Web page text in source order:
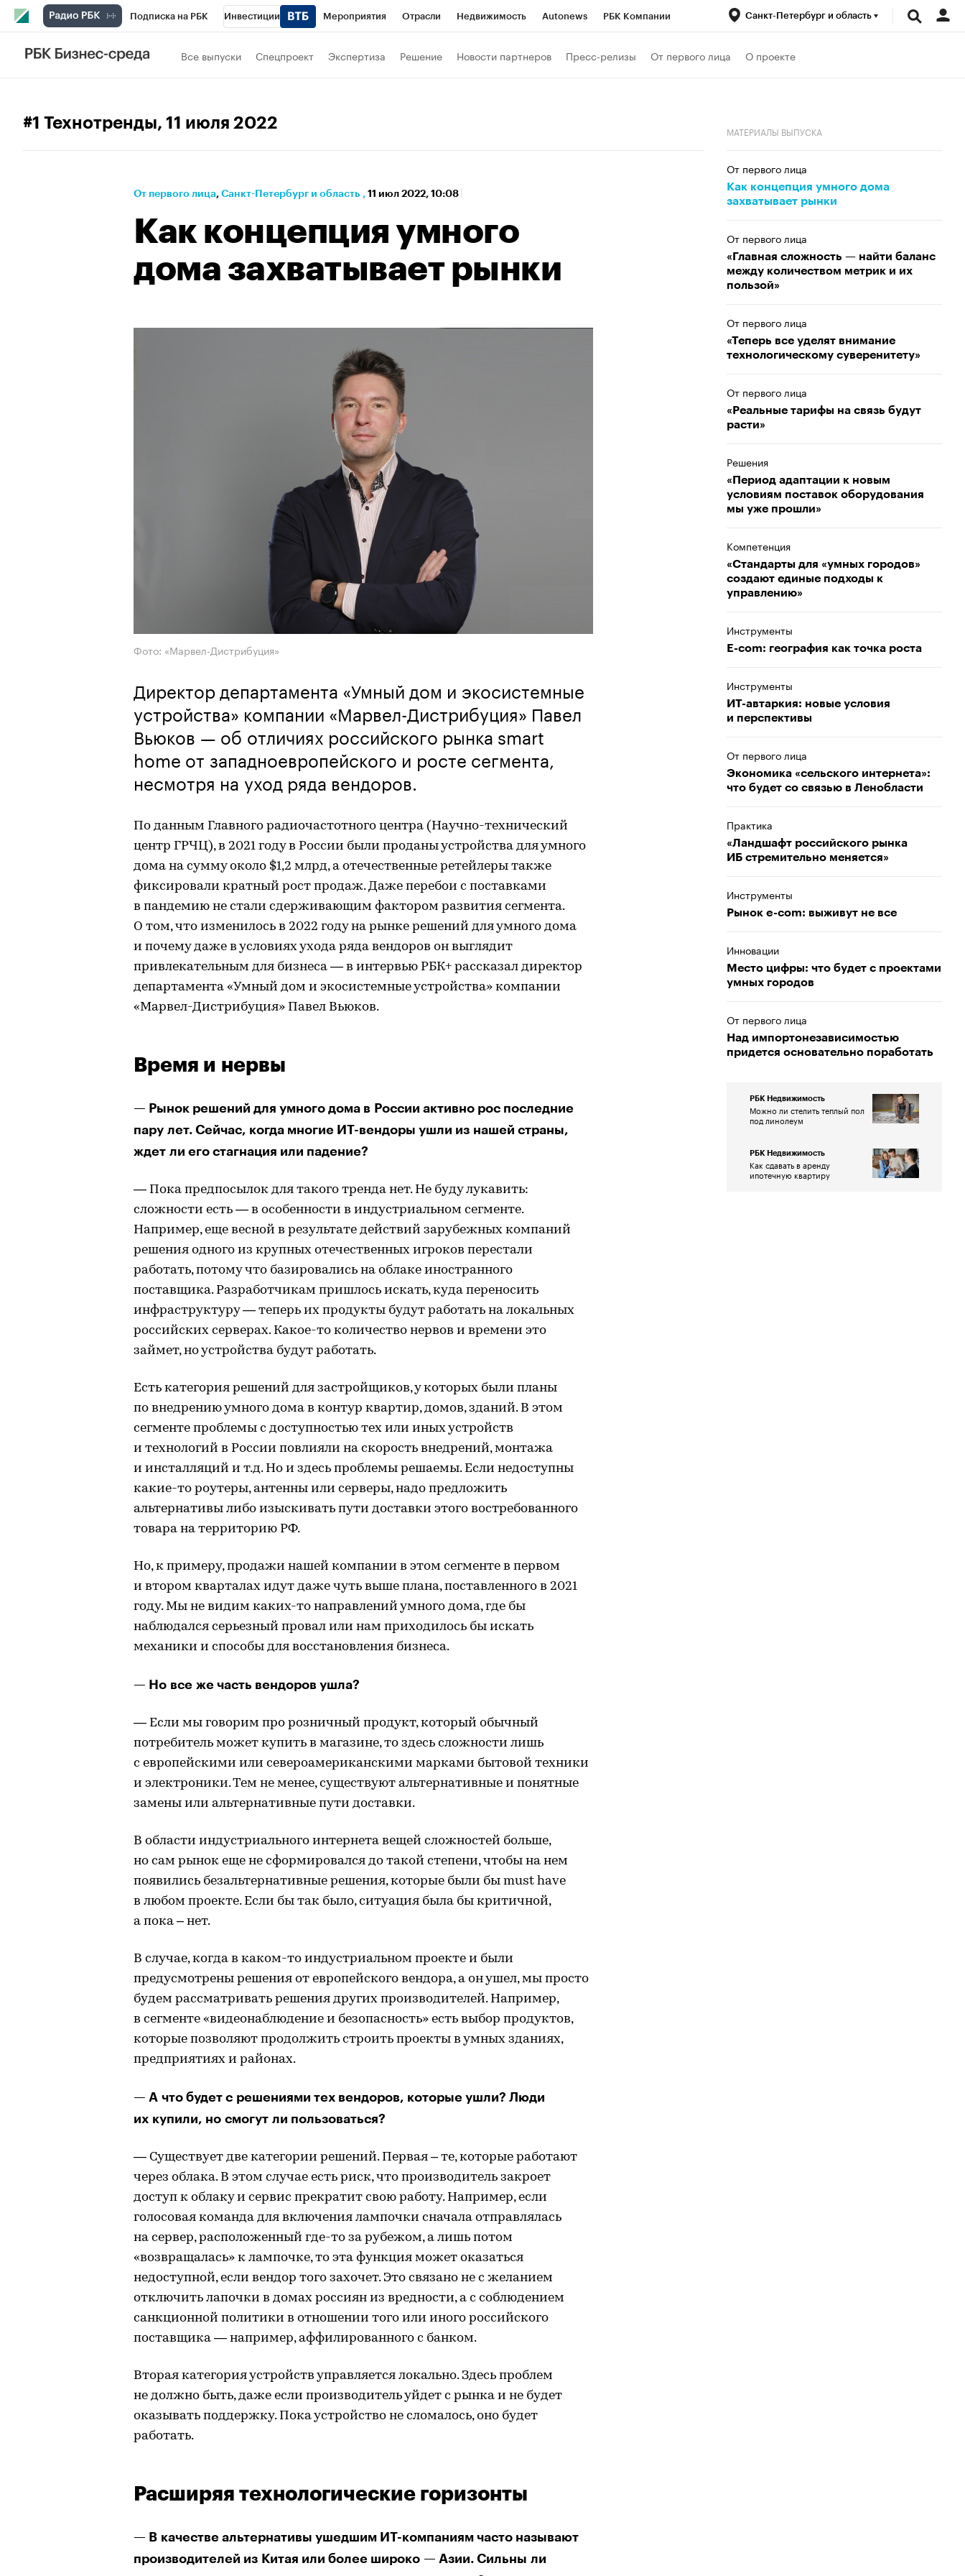
Подписка на РБК Инвестиции Мероприятия Отрасли Недвижимость Autonews РБК Компании
Телеканал
Санкт-Петербург и область
Все выпуски Спецпроект Экспертиза Решение Новости партнеров Пресс-релизы От первого лица О проекте
#1 Технотренды, 11 июля 2022
От первого лица⁠, Санкт-Петербург и область , 11 июл 2022, 10:08
Как концепция умного
дома захватывает рынки
Фото: «Марвел-Дистрибуция»
Директор департамента «Умный дом и экосистемные
устройства» компании «Марвел-Дистрибуция» Павел
Вьюков — об отличиях российского рынка smart
home от западноевропейского и росте сегмента,
несмотря на уход ряда вендоров.
По данным Главного радиочастотного центра (Научно-технический
центр ГРЧЦ), в 2021 году в России были проданы устройства для умного
дома на сумму около $1,2 млрд, а отечественные ретейлеры также
фиксировали кратный рост продаж. Даже перебои с поставками
в пандемию не стали сдерживающим фактором развития сегмента.
О том, что изменилось в 2022 году на рынке решений для умного дома
и почему даже в условиях ухода ряда вендоров он выглядит
привлекательным для бизнеса — в интервью РБК+ рассказал директор
департамента «Умный дом и экосистемные устройства» компании
«Марвел-Дистрибуция» Павел Вьюков.
Время и нервы
— Рынок решений для умного дома в России активно рос последние
пару лет. Сейчас, когда многие ИТ-вендоры ушли из нашей страны,
ждет ли его стагнация или падение?
— Пока предпосылок для такого тренда нет. Не буду лукавить:
сложности есть — в особенности в индустриальном сегменте.
Например, еще весной в результате действий зарубежных компаний
решения одного из крупных отечественных игроков перестали
работать, потому что базировались на облаке иностранного
поставщика. Разработчикам пришлось искать, куда переносить
инфраструктуру — теперь их продукты будут работать на локальных
российских серверах. Какое-то количество нервов и времени это
займет, но устройства будут работать.
Есть категория решений для застройщиков, у которых были планы
по внедрению умного дома в контур квартир, домов, зданий. В этом
сегменте проблемы с доступностью тех или иных устройств
и технологий в России повлияли на скорость внедрений, монтажа
и инсталляций и т.д. Но и здесь проблемы решаемы. Если недоступны
какие-то роутеры, антенны или серверы, надо предложить
альтернативы либо изыскивать пути доставки этого востребованного
товара на территорию РФ.
Но, к примеру, продажи нашей компании в этом сегменте в первом
и втором кварталах идут даже чуть выше плана, поставленного в 2021
году. Мы не видим каких-то направлений умного дома, где бы
наблюдался серьезный провал или нам приходилось бы искать
механики и способы для восстановления бизнеса.
— Но все же часть вендоров ушла?
— Если мы говорим про розничный продукт, который обычный
потребитель может купить в магазине, то здесь сложности лишь
с европейскими или североамериканскими марками бытовой техники
и электроники. Тем не менее, существуют альтернативные и понятные
замены или альтернативные пути доставки.
В области индустриального интернета вещей сложностей больше,
но сам рынок еще не сформировался до такой степени, чтобы на нем
появились безальтернативные решения, которые были бы must have
в любом проекте. Если бы так было, ситуация была бы критичной,
а пока – нет.
В случае, когда в каком-то индустриальном проекте и были
предусмотрены решения от европейского вендора, а он ушел, мы просто
будем рассматривать решения других производителей. Например,
в сегменте «видеонаблюдение и безопасность» есть выбор продуктов,
которые позволяют продолжить строить проекты в умных зданиях,
предприятиях и районах.
— А что будет с решениями тех вендоров, которые ушли? Люди
их купили, но смогут ли пользоваться?
— Существует две категории решений. Первая – те, которые работают
через облака. В этом случае есть риск, что производитель закроет
доступ к облаку и сервис прекратит свою работу. Например, если
голосовая команда для включения лампочки сначала отправлялась
на сервер, расположенный где-то за рубежом, а лишь потом
«возвращалась» к лампочке, то эта функция может оказаться
недоступной, если вендор того захочет. Это связано не с желанием
отключить лапочки в домах россиян из вредности, а с соблюдением
санкционной политики в отношении того или иного российского
поставщика — например, аффилированного с банком.
Вторая категория устройств управляется локально. Здесь проблем
не должно быть, даже если производитель уйдет с рынка и не будет
оказывать поддержку. Пока устройство не сломалось, оно будет
работать.
Расширяя технологические горизонты
— В качестве альтернативы ушедшим ИТ-компаниям часто называют
производителей из Китая или более широко — Азии. Сильны ли
МАТЕРИАЛЫ ВЫПУСКА
От первого лица
Как концепция умного дома
захватывает рынки
От первого лица
«Главная сложность — найти баланс
между количеством метрик и их
пользой»
От первого лица
«Теперь все уделят внимание
технологическому суверенитету»
От первого лица
«Реальные тарифы на связь будут
расти»
Решения
«Период адаптации к новым
условиям поставок оборудования
мы уже прошли»
Компетенция
«Стандарты для «умных городов»
создают единые подходы к
управлению»
Инструменты
E-com: география как точка роста
Инструменты
ИТ-автаркия: новые условия
и перспективы
От первого лица
Экономика «сельского интернета»:
что будет со связью в Ленобласти
Практика
«Ландшафт российского рынка
ИБ стремительно меняется»
Инструменты
Рынок e-com: выживут не все
Инновации
Место цифры: что будет с проектами
умных городов
От первого лица
Над импортонезависимостью
придется основательно поработать
РБК Недвижимость
Можно ли стелить теплый пол
под линолеум
РБК Недвижимость
Как сдавать в аренду
ипотечную квартиру